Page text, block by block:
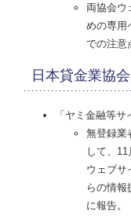
両協会ウ
めの専用
での注意
日本貸金業協会
「ヤミ金融等
無登録業
して、
ウェブサ
らの情報
に報告。